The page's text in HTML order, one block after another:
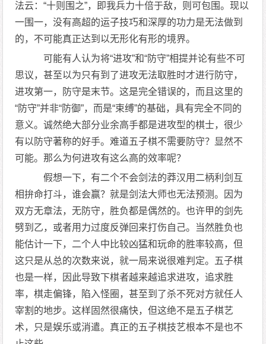
法云：“十则围之”，即我兵力十倍于敌，则可包围。现以
一围一，没有高超的运子技巧和深厚的功力是无法做到
的，不可能真正达到以无形化有形的境界。
可能有人认为将“进攻”和“防守”相提并论有些不可
思议，甚至以为只有到了进攻无法取胜时才进行防守，
进攻第一，防守是末节。这是完全错误的，而且这里的
“防守”并非“防御”，而是“束缚”的基础，具有完全不同的
意义。诚然绝大部分业余高手都是进攻型的棋士，很少
有以防守著称的好手。难道五子棋不需要防守？显然不
可能。那么为何进攻有这么高的效率呢？
假想一下，有二个不会剑法的莽汉用二柄利剑互
相拚命打斗，谁会赢？就是剑法大师也无法预测。因为
双方无章法，无防守，胜负都是偶然的。也许甲的剑先
劈到乙，或者用力过度反弹回来打伤自己。当然胜负也
能估计一下，二个人中比较凶猛和玩命的胜率较高，但
这只是从总的次数来说，就一局来说很难判定。五子棋
也是一样，因此导致下棋者越来越追求进攻，追求胜
率，棋走偏锋，陷入怪圈，甚至到了杀不死对方就任人
宰割的地步。这样固然很痛快，但这绝不是五子棋艺
术，只是娱乐或消遣。真正的五子棋技艺根本不是也不